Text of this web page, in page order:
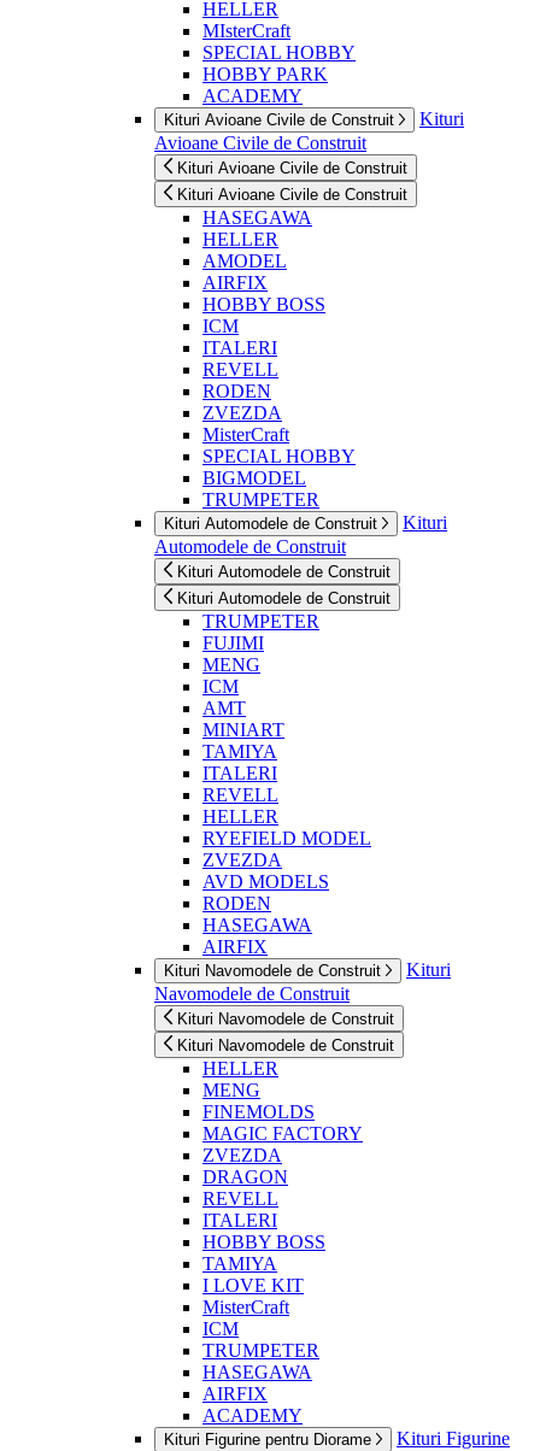
HELLER
MIsterCraft
SPECIAL HOBBY
HOBBY PARK
ACADEMY
Kituri Avioane Civile de Construit
Kituri
Avioane Civile de Construit
Kituri Avioane Civile de Construit
Kituri Avioane Civile de Construit
HASEGAWA
HELLER
AMODEL
AIRFIX
HOBBY BOSS
ICM
ITALERI
REVELL
RODEN
ZVEZDA
MisterCraft
SPECIAL HOBBY
BIGMODEL
TRUMPETER
Kituri Automodele de Construit
Kituri
Automodele de Construit
Kituri Automodele de Construit
Kituri Automodele de Construit
TRUMPETER
FUJIMI
MENG
ICM
AMT
MINIART
TAMIYA
ITALERI
REVELL
HELLER
RYEFIELD MODEL
ZVEZDA
AVD MODELS
RODEN
HASEGAWA
AIRFIX
Kituri Navomodele de Construit
Kituri
Navomodele de Construit
Kituri Navomodele de Construit
Kituri Navomodele de Construit
HELLER
MENG
FINEMOLDS
MAGIC FACTORY
ZVEZDA
DRAGON
REVELL
ITALERI
HOBBY BOSS
TAMIYA
I LOVE KIT
MisterCraft
ICM
TRUMPETER
HASEGAWA
AIRFIX
ACADEMY
Kituri Figurine pentru Diorame
Kituri Figurine